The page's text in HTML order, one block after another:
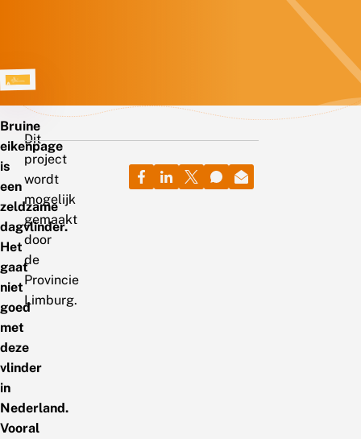
Bruine
eikenpage
is
een
zeldzame
dagvlinder.
Het
gaat
niet
goed
met
deze
vlinder
in
Nederland.
Vooral
Dit
project
wordt
mogelijk
gemaakt
door
de
Provincie
Limburg.